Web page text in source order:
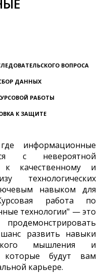
ВОПРОСА
ДАННЫХ
РАБОТЫ
К ЗАЩИТЕ
информационные
с невероятной
к качественному и
технологических
навыком для
работа по
технологии" — это
развить навыки
мышления и
которые будут вам
карьере.